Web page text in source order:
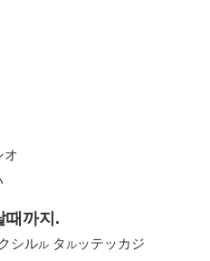
オ
때까지.
シルル タ ルッテッカジ